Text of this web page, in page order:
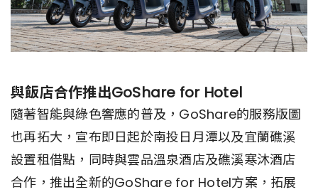
與飯店合作推出GoShare for Hotel
隨著智能與綠色響應的普及，GoShare的服務版圖
也再拓大，宣布即日起於南投日月潭以及宜蘭礁溪
設置租借點，同時與雲品溫泉酒店及礁溪寒沐酒店
合作，推出全新的GoShare for Hotel方案，拓展